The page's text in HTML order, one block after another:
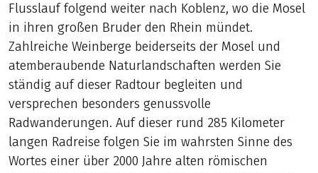
Flusslauf folgend weiter nach Koblenz, wo die Mosel
in ihren großen Bruder den Rhein mündet.
Zahlreiche Weinberge beiderseits der Mosel und
atemberaubende Naturlandschaften werden Sie
ständig auf dieser Radtour begleiten und
versprechen besonders genussvolle
Radwanderungen. Auf dieser rund 285 Kilometer
langen Radreise folgen Sie im wahrsten Sinne des
Wortes einer über 2000 Jahre alten römischen